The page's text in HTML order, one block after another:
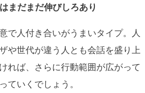
まだまだ伸びしろあり
で人付き合いがうまいタイプ。人
や世代が違う人とも会話を盛り上
れば、さらに行動範囲が広がって
ていくでしょう。